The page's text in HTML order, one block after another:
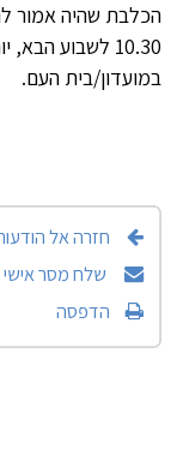
במועדון/בית העם.
חזרה אל
שלח מסר
הדפסה